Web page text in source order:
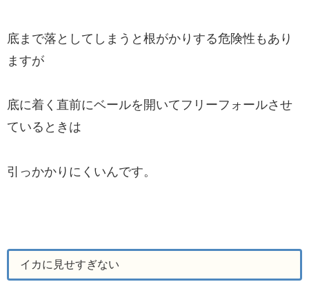
底まで落としてしまうと根がかりする危険性もあり
ますが
底に着く直前にベールを開いてフリーフォールさせ
ているときは
引っかかりにくいんです。
イカに見せすぎない